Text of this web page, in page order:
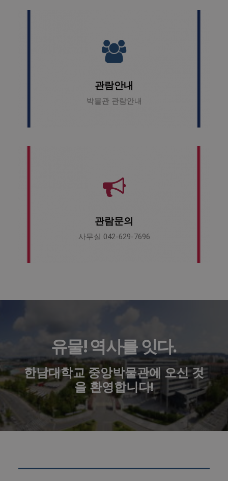
관람안내
박물관 관람안내
관람문의
사무실 042-629-7696
유물! 역사를 잇다.
한남대학교 중앙박물관에 오신 것
을 환영합니다!